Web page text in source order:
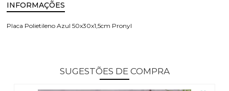
INFORMAÇÕES
Placa Polietileno Azul 50x30x1,5cm Pronyl
SUGESTÕES DE COMPRA